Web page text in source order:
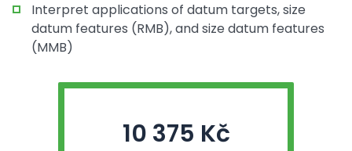
Interpret applications of datum targets, size
datum features (RMB), and size datum features
(MMB)
10 375 Kč